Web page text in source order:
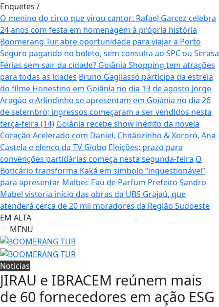
Enquetes /
O menino do circo que virou cantor: Rafael Garcez celebra
24 anos com festa em homenagem à própria história
Boomerang Tur abre oportunidade para viajar a Porto
Seguro pagando no boleto, sem consulta ao SPC ou Serasa
Férias sem sair da cidade? Goiânia Shopping tem atrações
para todas as idades Bruno Gagliasso participa da estreia
do filme Honestino em Goiânia no dia 13 de agosto Jorge
Aragão e Arlindinho se apresentam em Goiânia no dia 26
de setembro; ingressos começaram a ser vendidos nesta
terça-feira (14) Goiânia recebe show inédito da novela
Coração Acelerado com Daniel, Chitãozinho & Xororó, Ana
Castela e elenco da TV Globo Eleições: prazo para
convenções partidárias começa nesta segunda-feira O
Boticário transforma Kaká em símbolo “inquestionável”
para apresentar Malbec Eau de Parfum Prefeito Sandro
Mabel vistoria início das obras da UBS Grajaú, que
atenderá cerca de 20 mil moradores da Região Sudoeste
EM ALTA
MENU
Noticias
JIRAU e IBRACEM reúnem mais
de 60 fornecedores em ação ESG